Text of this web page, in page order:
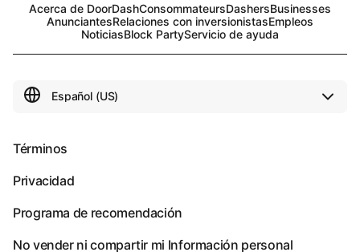
Acerca de DoorDashConsommateursDashersBusinesses
AnunciantesRelaciones con inversionistasEmpleos
NoticiasBlock PartyServicio de ayuda
Términos
Privacidad
Programa de recomendación
No vender ni compartir mi Información personal